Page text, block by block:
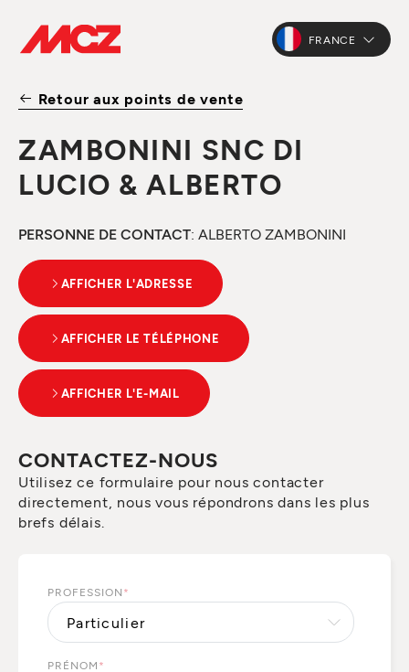
FRANCE
Retour aux points de vente
ZAMBONINI SNC DI
LUCIO & ALBERTO
PERSONNE DE CONTACT: ALBERTO ZAMBONINI
AFFICHER L'ADRESSE
AFFICHER LE TÉLÉPHONE
AFFICHER L'E-MAIL
CONTACTEZ-NOUS
Utilisez ce formulaire pour nous contacter
directement, nous vous répondrons dans les plus
brefs délais.
PROFESSION *
PRÉNOM *